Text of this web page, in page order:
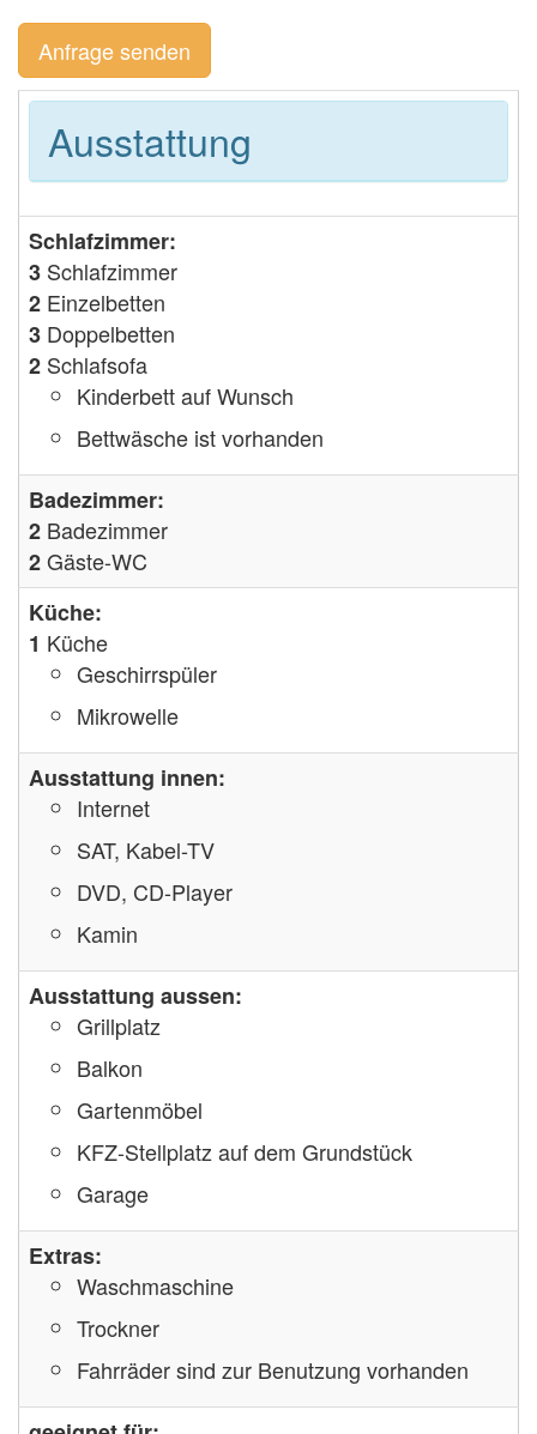
Anfrage senden
Ausstattung
Schlafzimmer:
3 Schlafzimmer
2 Einzelbetten
3 Doppelbetten
2 Schlafsofa
Kinderbett auf Wunsch
Bettwäsche ist vorhanden
Badezimmer:
2 Badezimmer
2Gäste-WC
Küche:
1 Küche
Geschirrspüler
Mikrowelle
Ausstattung innen:
Internet
SAT, Kabel-TV
DVD, CD-Player
Kamin
Ausstattung aussen:
Grillplatz
Balkon
Gartenmöbel
KFZ-Stellplatz auf dem Grundstück
Garage
Extras:
Waschmaschine
Trockner
Fahrräder sind zur Benutzung vorhanden